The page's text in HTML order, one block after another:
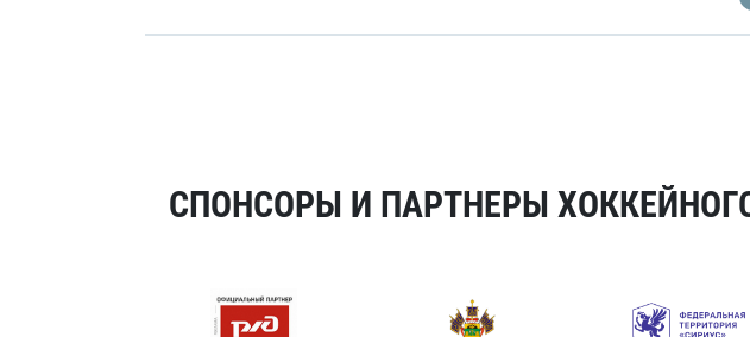
СПОНСОРЫ И ПАРТНЕРЫ